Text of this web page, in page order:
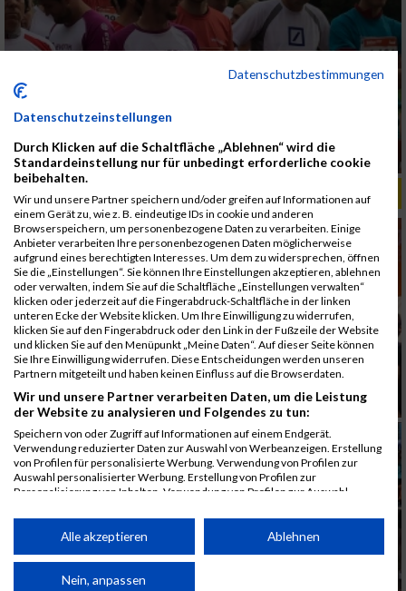
ALBUM B2RUN MÜNCHEN, B2RUN / 16.07.2019
Datenschutzbestimmungen
Datenschutzeinstellungen
Durch Klicken auf die Schaltfläche „Ablehnen“ wird die
Standardeinstellung nur für unbedingt erforderliche cookie
beibehalten.
Wir und unsere Partner speichern und/oder greifen auf Informationen auf
einem Gerät zu, wie z. B. eindeutige IDs in cookie und anderen
Browserspeichern, um personenbezogene Daten zu verarbeiten. Einige
Anbieter verarbeiten Ihre personenbezogenen Daten möglicherweise
aufgrund eines berechtigten Interesses. Um dem zu widersprechen, öffnen
Sie die „Einstellungen“. Sie können Ihre Einstellungen akzeptieren, ablehnen
oder verwalten, indem Sie auf die Schaltfläche „Einstellungen verwalten“
klicken oder jederzeit auf die Fingerabdruck-Schaltfläche in der linken
unteren Ecke der Website klicken. Um Ihre Einwilligung zu widerrufen,
klicken Sie auf den Fingerabdruck oder den Link in der Fußzeile der Website
und klicken Sie auf den Menüpunkt „Meine Daten“. Auf dieser Seite können
Sie Ihre Einwilligung widerrufen. Diese Entscheidungen werden unseren
Partnern mitgeteilt und haben keinen Einfluss auf die Browserdaten.
Wir und unsere Partner verarbeiten Daten, um die Leistung
der Website zu analysieren und Folgendes zu tun:
Speichern von oder Zugriff auf Informationen auf einem Endgerät.
Verwendung reduzierter Daten zur Auswahl von Werbeanzeigen. Erstellung
von Profilen für personalisierte Werbung. Verwendung von Profilen zur
Auswahl personalisierter Werbung. Erstellung von Profilen zur
Personalisierung von Inhalten. Verwendung von Profilen zur Auswahl
Performance von Inhalten. Analyse von Zielgruppen durch Statistiken oder
Kombinationen von Daten aus verschiedenen Quellen. Entwicklung und
von Inhalten.
Daten können außerhalb der Europäischen Union weitergegeben und in die
Alle akzeptieren Ablehnen
Nein, anpassen